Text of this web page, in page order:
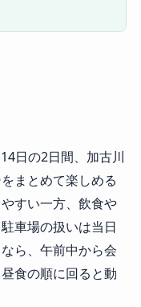
日の2日間、加古川
まとめて楽しめる
すい一方、飲食や
車場の扱いは当日
ら、午前中から会
食の順に回ると動